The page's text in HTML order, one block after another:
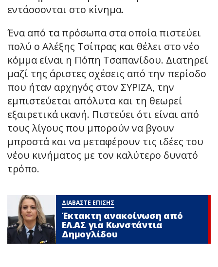
εντάσσονται στο κίνημα.
Ένα από τα πρόσωπα στα οποία πιστεύει
πολύ ο Αλέξης Τσίπρας και θέλει στο νέο
κόμμα είναι η Πόπη Τσαπανίδου. Διατηρεί
μαζί της άριστες σχέσεις από την περίοδο
που ήταν αρχηγός στον ΣΥΡΙΖΑ, την
εμπιστεύεται απόλυτα και τη θεωρεί
εξαιρετικά ικανή. Πιστεύει ότι είναι από
τους λίγους που μπορούν να βγουν
μπροστά και να μεταφέρουν τις ιδέες του
νέου κινήματος με τον καλύτερο δυνατό
τρόπο.
ΔΙΑΒΑΣΤΕ ΕΠΙΣΗΣ
Έκτακτη ανακοίνωση από
ΕΛ.ΑΣ για Κωνστάντια
Δημογλίδου